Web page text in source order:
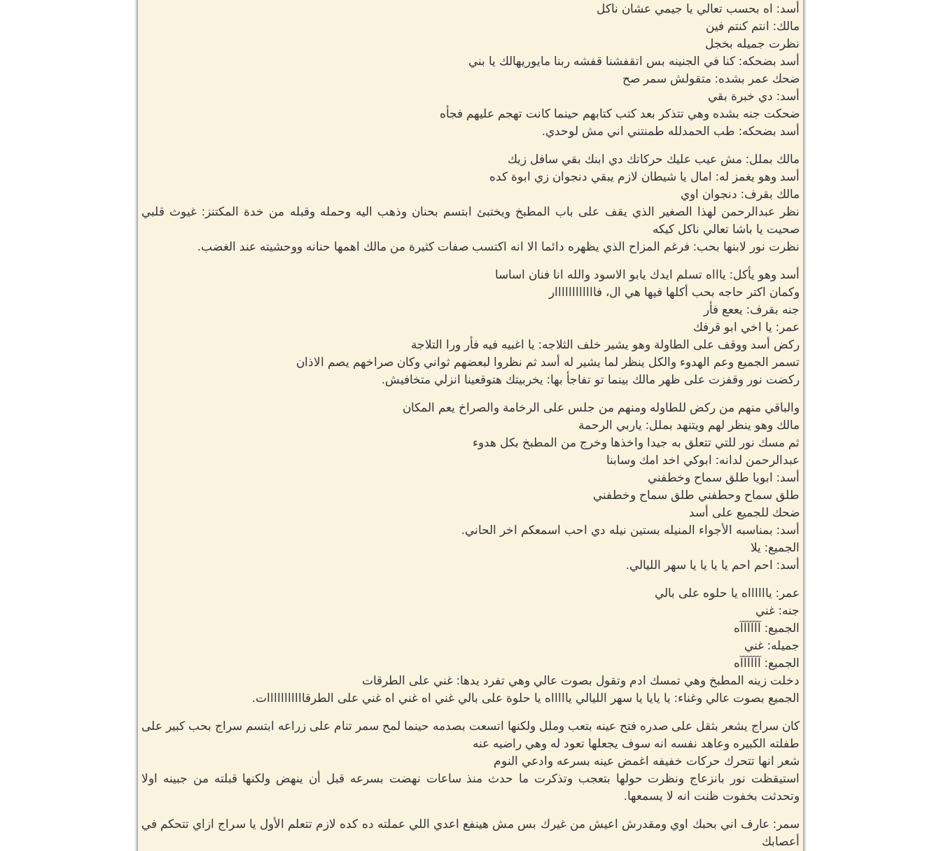
أسد: اه بحسب تعالي يا جيمي عشان ناكل
مالك: انتم كنتم فين
نظرت جميله بخجل
أسد بضحكه: كنا في الجنينه بس اتقفشنا قفشه ربنا مايوريهالك يا بني
ضحك عمر بشده: متقولش سمر صح
أسد: دي خبرة بقي
ضحكت جنه بشده وهي تتذكر بعد كتب كتابهم حينما كانت تهجم عليهم فجأه
أسد بضحكه: طب الحمدلله طمنتني اني مش لوحدي.
مالك بملل: مش عيب عليك حركاتك دي ابنك بقي سافل زيك
أسد وهو يغمز له: امال يا شيطان لازم يبقي دنجوان زي ابوة كده
مالك بقرف: دنجوان اوي
نظر عبدالرحمن لهذا الصغير الذي يقف على باب المطبخ ويختبئ ابتسم بحنان وذهب اليه وحمله وقبله من خدة المكتنز: غيوث قلبي
صحيت يا باشا تعالي ناكل كيكه
نظرت نور لابنها بحب: فرغم المزاح الذي يظهره دائما الا انه اكتسب صفات كثيرة من مالك اهمها حنانه ووحشيته عند الغضب.
أسد وهو يأكل: ياااه تسلم ايدك يابو الاسود والله انا فنان اساسا
وكمان اكتر حاجه بحب أكلها فيها هي ال، فاااااااااااار
جنه بقرف: يععع فأر
عمر: يا اخي ابو قرفك
ركض أسد ووقف على الطاولة وهو يشير خلف الثلاجه: يا اغبيه فيه فأر ورا التلاجة
تسمر الجميع وعم الهدوء والكل ينظر لما يشير له أسد ثم نظروا لبعضهم ثواني وكان صراخهم يصم الاذان
ركضت نور وقفزت على ظهر مالك بينما تو تفاجأ بها: يخربيتك هتوقعينا انزلي متخافيش.
والباقي منهم من ركض للطاوله ومنهم من جلس على الرخامة والصراخ يعم المكان
مالك وهو ينظر لهم ويتنهد بملل: ياربي الرحمة
ثم مسك نور للتي تتعلق به جيدا واخذها وخرج من المطبخ بكل هدوء
عبدالرحمن لدانه: ابوكي اخد امك وسابنا
أسد: ابويا طلق سماح وخطفني
طلق سماح وحطفني طلق سماح وخطفني
ضحك للجميع على أسد
أسد: بمناسبه الأجواء المنيله بستين نيله دي احب اسمعكم اخر الحاني.
الجميع: يلا
أسد: احم احم يا يا يا يا سهر الليالي.
عمر: يااااااه يا حلوه على بالي
جنه: غني
الجميع: آآآآآآه
جميله: غني
الجميع: آآآآآآه
دخلت زينه المطبخ وهي تمسك ادم وتقول بصوت عالي وهي تفرد يدها: غني على الطرقات
الجميع بصوت عالي وغناء: يا يايا يا سهر الليالي ياااااه يا حلوة على بالي غني اه غني اه غني على الطرقااااااااااات.
كان سراج يشعر بثقل على صدره فتح عينه بتعب وملل ولكنها اتسعت بصدمه حينما لمح سمر تنام على زراعه ابتسم سراج بحب كبير على
طفلته الكبيره وعاهد نفسه انه سوف يجعلها تعود له وهي راضيه عنه
شعر انها تتحرك حركات خفيفه اغمض عينه بسرعه وادعي النوم
استيقظت نور بانزعاج ونظرت حولها بتعجب وتذكرت ما حدث منذ ساعات نهضت بسرعه قبل أن ينهض ولكنها قبلته من جبينه اولا
وتحدثت بخفوت ظنت انه لا يسمعها.
سمر: عارف اني بحبك اوي ومقدرش اعيش من غيرك بس مش هينفع اعدي اللي عملته ده كده لازم تتعلم الأول يا سراج ازاي تتحكم في
أعصابك